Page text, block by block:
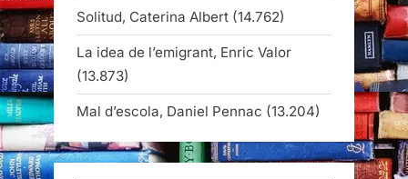
Solitud, Caterina Albert (14.762)
La idea de l’emigrant, Enric Valor
(13.873)
Mal d’escola, Daniel Pennac (13.204)